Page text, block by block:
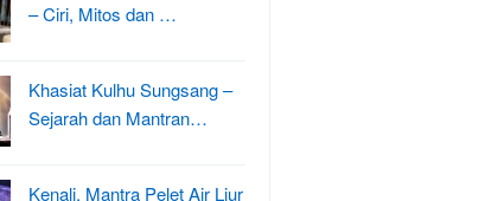
– Ciri, Mitos dan …
Khasiat Kulhu Sungsang –
Sejarah dan Mantran…
Kenali, Mantra Pelet Air Liur